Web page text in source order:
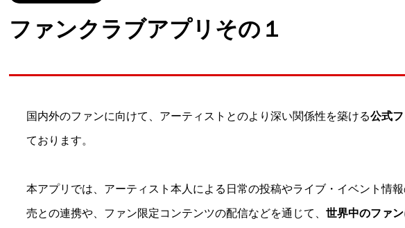
ファンクラブアプリその１
国内外のファンに向けて、アーティストとのより深い関係性を築ける公式
ております。
本アプリでは、アーティスト本人による日常の投稿やライブ・イベント情
売との連携や、ファン限定コンテンツの配信などを通じて、 世界中のファ